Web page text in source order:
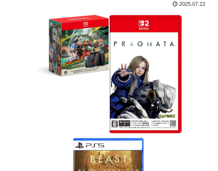
2025.07.22